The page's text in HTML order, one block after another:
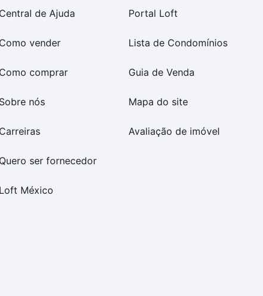
Central de Ajuda
Como vender
Como comprar
Sobre nós
Carreiras
Quero ser fornecedor
Loft México
Portal Loft
Lista de Condomínios
Guia de Venda
Mapa do site
Avaliação de imóvel